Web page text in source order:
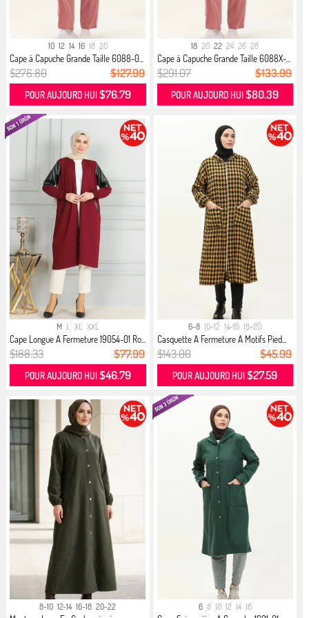
10 12 14 16 18 20
Cape à Capuche Grande Taille 6088-0...
$276.80 $127.99
POUR AUJOURD HUI $76.79
18 20 22 24 26 28
Cape à Capuche Grande Taille 6088X-...
$291.07 $133.99
POUR AUJOURD HUI$80.39
M L XL XXL
Cape Longue A Fermeture 19054-01 Ro...
$188.33 $77.99
POUR AUJOURD HUI$46.79
6-8 10-12 14-16 18-20
Casquette A Fermeture A Motifs Pied...
$143.00 $45.99
POUR AUJOURD HUI$27.59
8-10 12-14 16-18 20-22 6 8 10 12 14 16